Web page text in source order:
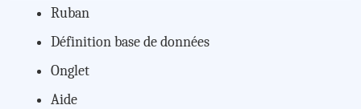
Ruban
Définition base de données
Onglet
Aide